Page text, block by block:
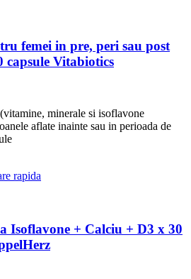
femei in pre, peri sau post
capsule Vitabiotics
minerale si isoflavone
aflate inainte sau in perioada de
rapida
Isoflavone + Calciu + D3 x 30